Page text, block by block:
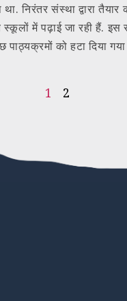
निरंतर संस्था द्वारा तैयार
स्कूलों में पढ़ाई जा रही हैं.
को हटा दिया
1 2